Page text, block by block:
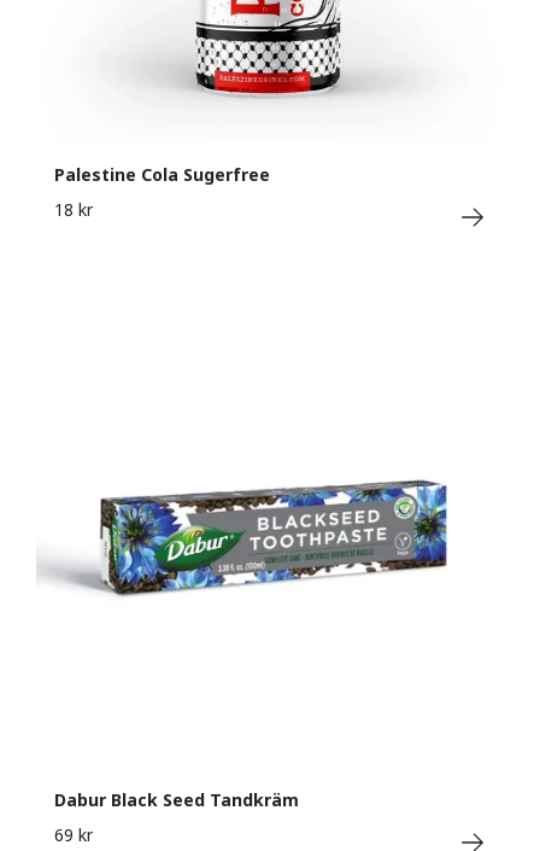
Palestine Cola Sugerfree
18 kr
Dabur Black Seed Tandkräm
69 kr